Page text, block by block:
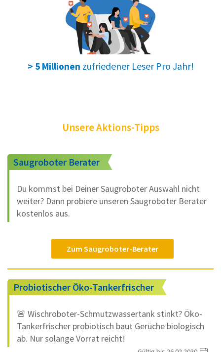
> 5 Millionen zufriedener Leser Pro Jahr!
Unsere Aktions-Tipps
Saugroboter Berater
Du kommst bei Deiner Saugroboter Auswahl nicht
weiter? Dann probiere unseren Saugroboter Berater
kostenlos aus.
Zum Saugroboter-Berater
Probiotischer Öko-Tankerfrischer
🚨 Wischroboter-Schmutzwassertank stinkt? Öko-
Tankerfrischer probiotisch baut Gerüche biologisch
ab. Nur solange Vorrat reicht!